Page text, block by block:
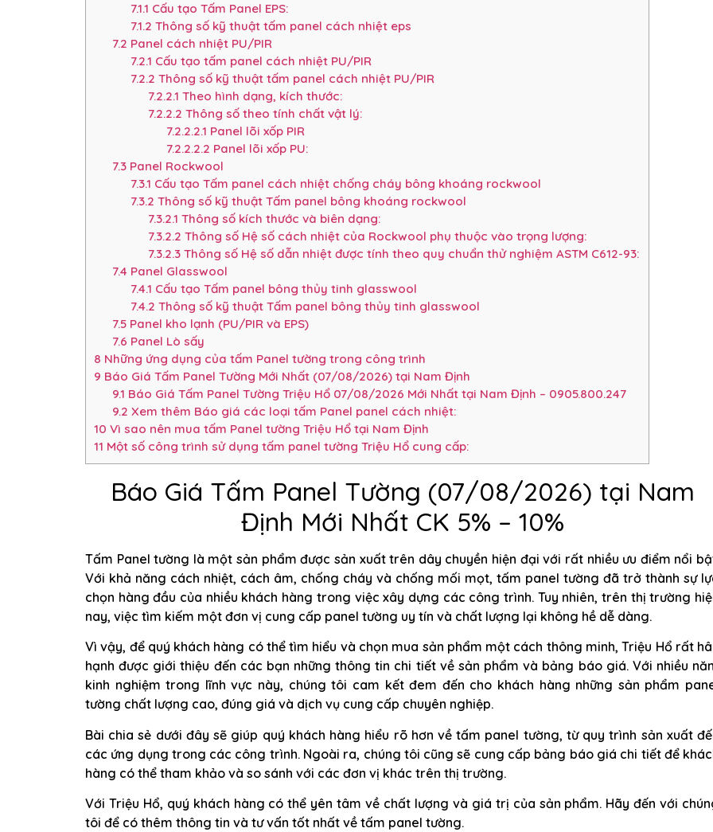
7.1.1 Cấu tạo Tấm Panel EPS:
7.1.2 Thông số kỹ thuật tấm panel cách nhiệt eps
7.2 Panel cách nhiệt PU/PIR
7.2.1 Cấu tạo tấm panel cách nhiệt PU/PIR
7.2.2 Thông số kỹ thuật tấm panel cách nhiệt PU/PIR
7.2.2.1 Theo hình dạng, kích thước:
7.2.2.2 Thông số theo tính chất vật lý:
7.2.2.2.1 Panel lõi xốp PIR
7.2.2.2.2 Panel lõi xốp PU:
7.3Panel Rockwool
7.3.1 Cấu tạo Tấm panel cách nhiệt chống cháy bông khoáng rockwool
7.3.2 Thông số kỹ thuật Tấm panel bông khoáng rockwool
7.3.2.1 Thông số kích thước và biên dạng:
7.3.2.2 Thông số Hệ số cách nhiệt của Rockwool phụ thuộc vào trọng lượng:
7.3.2.3 Thông số Hệ số dẫn nhiệt được tính theo quy chuẩn thử nghiệm ASTM C612-93:
7.4 Panel Glasswool
7.4.1 Cấu tạo Tấm panel bông thủy tinh glasswool
7.4.2 Thông số kỹ thuật Tấm panel bông thủy tinh glasswool
7.5Panel kho lạnh (PU/PIR và EPS)
7.6 Panel Lò sấy
8 Những ứng dụng của tấm Panel tường trong công trình
9 Báo Giá Tấm Panel Tường Mới Nhất (07/08/2026) tại Nam Định
9.1 Báo Giá Tấm Panel Tường Triệu Hổ 07/08/2026 Mới Nhất tại Nam Định – 0905.800.247
9.2 Xem thêm Báo giá các loại tấm Panel panel cách nhiệt:
10 Vì sao nên mua tấm Panel tường Triệu Hổ tại Nam Định
11 Một số công trình sử dụng tấm panel tường Triệu Hổ cung cấp:
Báo Giá Tấm Panel Tường (07/08/2026) tại Nam
Định Mới Nhất CK 5% – 10%
Tấm Panel tường là một sản phẩm được sản xuất trên dây chuyền hiện đại với rất nhiều ưu điểm nổi
Với khả năng cách nhiệt, cách âm, chống cháy và chống mối mọt, tấm panel tường đã trở thành sự
chọn hàng đầu của nhiều khách hàng trong việc xây dựng các công trình. Tuy nhiên, trên thị trường
nay, việc tìm kiếm một đơn vị cung cấp panel tường uy tín và chất lượng lại không hề dễ dàng.
Vì vậy, để quý khách hàng có thể tìm hiểu và chọn mua sản phẩm một cách thông minh, Triệu Hổ rất
hạnh được giới thiệu đến các bạn những thông tin chi tiết về sản phẩm và bảng báo giá. Với nhiều
kinh nghiệm trong lĩnh vực này, chúng tôi cam kết đem đến cho khách hàng những sản phẩm
tường chất lượng cao, đúng giá và dịch vụ cung cấp chuyên nghiệp.
Bài chia sẻ dưới đây sẽ giúp quý khách hàng hiểu rõ hơn về tấm panel tường, từ quy trình sản xuất
các ứng dụng trong các công trình. Ngoài ra, chúng tôi cũng sẽ cung cấp bảng báo giá chi tiết để
hàng có thể tham khảo và so sánh với các đơn vị khác trên thị trường.
Với Triệu Hổ, quý khách hàng có thể yên tâm về chất lượng và giá trị của sản phẩm. Hãy đến với
tôi để có thêm thông tin và tư vấn tốt nhất về tấm panel tường.